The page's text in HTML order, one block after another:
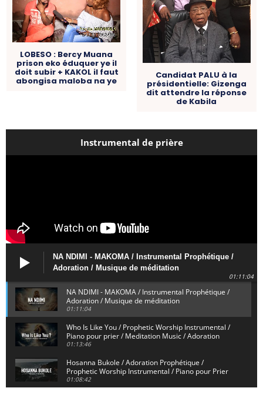
LOBESO : Bercy Muana
prison eko éduquer ye il
doit subir + KAKOL il faut
abongisa maloba na ye
Candidat PALU à la
présidentielle: Gizenga
dit attendre la réponse
de Kabila
Instrumental de prière
NA NDIMI - MAKOMA / Instrumental Prophétique /
Adoration / Musique de méditation
01:11:04
NA NDIMI - MAKOMA / Instrumental Prophétique /
Adoration / Musique de méditation
01:11:04
Who Is Like You / Prophetic Worship Instrumental /
Piano pour prier / Meditation Music / Adoration
01:13:46
Hosanna Bukole / Adoration Prophétique /
Prophetic Worship Instrumental / Piano pour Prier
01:08:42